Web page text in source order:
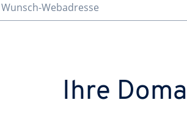
Webadresse
Ihre